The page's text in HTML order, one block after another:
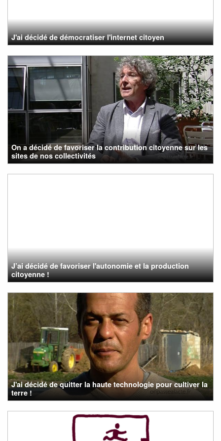
J'ai décidé de démocratiser l'internet citoyen
On a décidé de favoriser la contribution citoyenne sur les
sites de nos collectivités
J’ai décidé de favoriser l'autonomie et la production
citoyenne !
J'ai décidé de quitter la haute technologie pour cultiver la
terre !